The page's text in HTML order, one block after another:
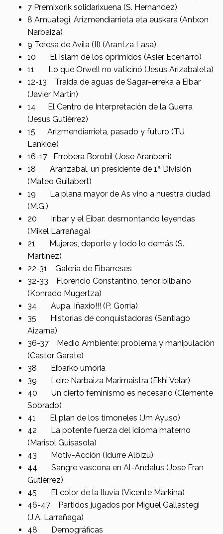
7 Premixorik solidarixuena (S. Hernandez)
8 Amuategi, Arizmendiarrieta eta euskara (Antxon
Narbaiza)
9 Teresa de Avila (II) (Arantza Lasa)
10 El Islam de los oprimidos (Asier Ecenarro)
11 Lo que Orwell no vaticinó (Jesus Arizabaleta)
12-13 Traida de aguas de Sagar-erreka a Eibar
(Javier Martin)
14 El Centro de Interpretación de la Guerra
(Jesus Gutiérrez)
15 Arizmendiarrieta, pasado y futuro (TU
Lankide)
16-17 Errobera Borobil (Jose Aranberri)
18 Aranzabal, un presidente de 1ª División
(Mateo Guilabert)
19 La plana mayor de As vino a nuestra ciudad
(M.G.)
20 Iribar y el Eibar: desmontando leyendas
(Mikel Larrañaga)
21 Mujeres, deporte y todo lo demás (S.
Martinez)
22-31 Galeria de Eibarreses
32-33 Florencio Constantino, tenor bilbaino
(Konrado Mugertza)
34 Aupa, Iñaxio!!! (P. Gorria)
35 Historias de conquistadoras (Santiago
Aizarna)
36-37 Medio Ambiente: problema y manipulación
(Castor Garate)
38 Eibarko umoria
39 Leire Narbaiza Marimaistra (Ekhi Velar)
40 Un cierto feminismo es necesario (Clemente
Sobrado)
41 El plan de los timoneles (Jm Ayuso)
42 La potente fuerza del idioma materno
(Marisol Guisasola)
43 Motiv-Acción (Idurre Albizu)
44 Sangre vascona en Al-Andalus (Jose Fran
Gutiérrez)
45 El color de la lluvia (Vicente Markina)
46-47 Partidos jugados por Miguel Gallastegi
(J.A. Larrañaga)
48 Demográficas